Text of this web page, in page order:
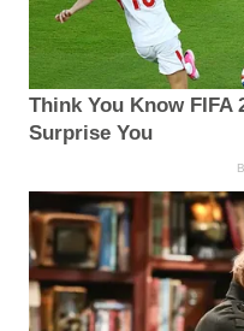
Think You Know FIFA
Surprise You